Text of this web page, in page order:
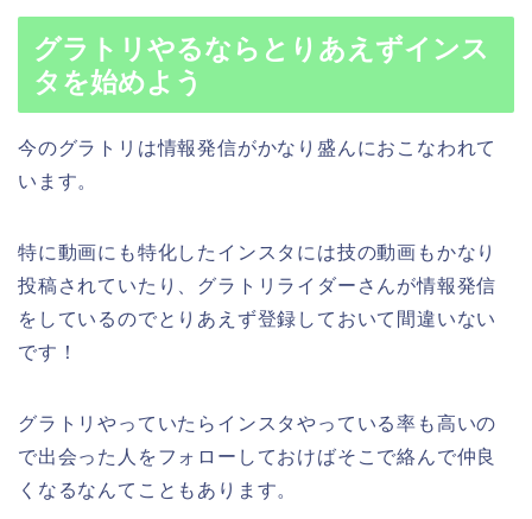
グラトリやるならとりあえずインス
タを始めよう
今のグラトリは情報発信がかなり盛んにおこなわれて
います。
特に動画にも特化したインスタには技の動画もかなり
投稿されていたり、グラトリライダーさんが情報発信
をしているのでとりあえず登録しておいて間違いない
です！
グラトリやっていたらインスタやっている率も高いの
で出会った人をフォローしておけばそこで絡んで仲良
くなるなんてこともあります。